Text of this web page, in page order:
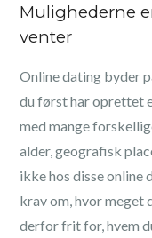
Mulighederne
venter
Online dating byder
du først har oprettet
med mange
alder, geografisk
ikke hos disse online
krav om, hvor meget
derfor frit for, hvem